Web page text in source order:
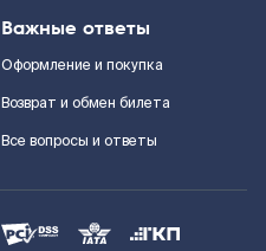
Важные ответы
Оформление и покупка
Возврат и обмен билета
Все вопросы и ответы